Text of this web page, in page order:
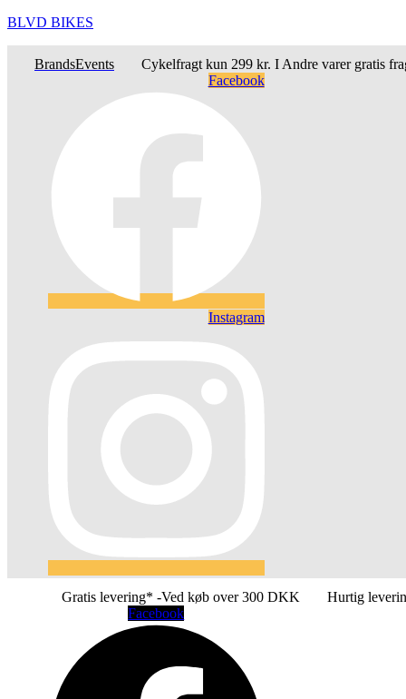
BLVD BIKES
BrandsEvents Cykelfragt kun 299 kr. I Andre varer gratis
Facebook
Instagram
Gratis levering* -Ved køb over 300 DKK Hurtig
Facebook